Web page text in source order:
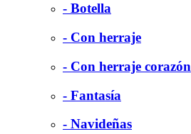
- Botella
- Con herraje
- Con herraje corazón
- Fantasía
- Navideñas